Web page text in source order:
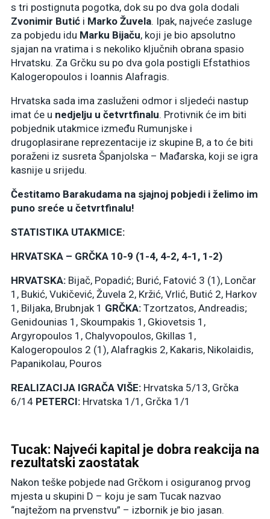
s tri postignuta pogotka, dok su po dva gola dodali
Zvonimir Butić i Marko Žuvela. Ipak, najveće zasluge
za pobjedu idu Marku Bijaču, koji je bio apsolutno
sjajan na vratima i s nekoliko ključnih obrana spasio
Hrvatsku. Za Grčku su po dva gola postigli Efstathios
Kalogeropoulos i Ioannis Alafragis.
Hrvatska sada ima zasluženi odmor i sljedeći nastup
imat će u nedjelju u četvrtfinalu. Protivnik će im biti
pobjednik utakmice između Rumunjske i
drugoplasirane reprezentacije iz skupine B, a to će biti
poraženi iz susreta Španjolska – Mađarska, koji se igra
kasnije u srijedu.
Čestitamo Barakudama na sjajnoj pobjedi i želimo im
puno sreće u četvrtfinalu!
STATISTIKA UTAKMICE:
HRVATSKA – GRČKA 10-9 (1-4, 4-2, 4-1, 1-2)
HRVATSKA: Bijač, Popadić; Burić, Fatović 3 (1), Lončar
1, Bukić, Vukičević, Žuvela 2, Kržić, Vrlić, Butić 2, Harkov
1, Biljaka, Brubnjak 1 GRČKA: Tzortzatos, Andreadis;
Genidounias 1, Skoumpakis 1, Gkiovetsis 1,
Argyropoulos 1, Chalyvopoulos, Gkillas 1,
Kalogeropoulos 2 (1), Alafragkis 2, Kakaris, Nikolaidis,
Papanikolau, Pouros
REALIZACIJA IGRAČA VIŠE: Hrvatska 5/13, Grčka
6/14 PETERCI: Hrvatska 1/1, Grčka 1/1
Tucak: Najveći kapital je dobra reakcija na
rezultatski zaostatak
Nakon teške pobjede nad Grčkom i osiguranog prvog
mjesta u skupini D – koju je sam Tucak nazvao
“najtežom na prvenstvu” – izbornik je bio jasan.